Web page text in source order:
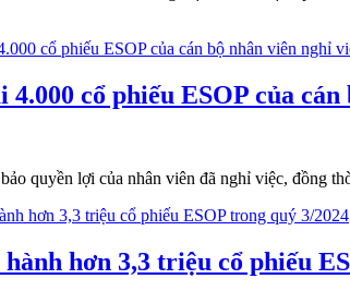
4.000 cổ phiếu ESOP của
quyền lợi của nhân viên đã nghỉ việc, đồng
hơn 3,3 triệu cổ phiếu